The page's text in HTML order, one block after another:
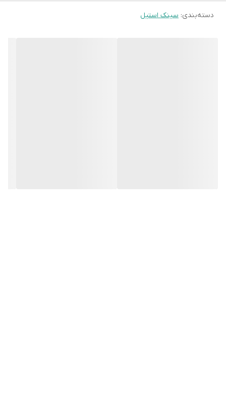
دسته‌بندی: سینک استیل